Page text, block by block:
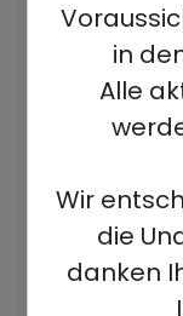
in
Alle
Wir
die
danken